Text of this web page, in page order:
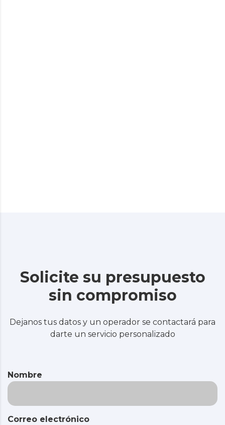
Solicite su presupuesto
sin compromiso
Dejanos tus datos y un operador se contactará para
darte un servicio personalizado
Nombre
Correo electrónico